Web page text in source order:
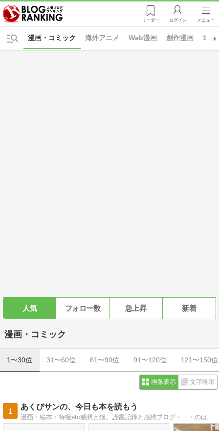
リーダー ログイン メニュー
海外アニメ Web漫画 創作漫画 1・
漫画・コミック
人気 フォロー数 急上昇 新着
漫画・コミック
1〜30位 31〜60位 61〜90位 91〜120位 121〜150位
画像表示 文字表示
1
あくびサンの、今日も本を読もう